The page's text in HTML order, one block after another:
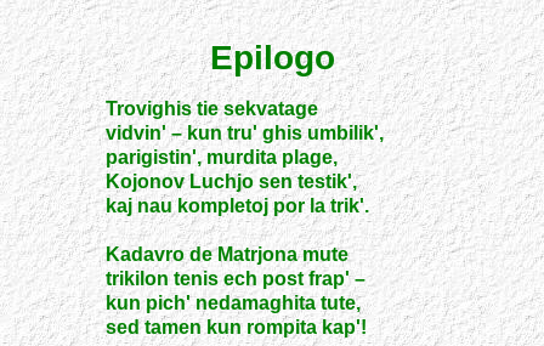
Epilogo
Trovighis tie sekvatage
vidvin' – kun tru' ghis umbilik',
parigistin', murdita plage,
Kojonov Luchjo sen testik',
kaj nau kompletoj por la trik'.
Kadavro de Matrjona mute
trikilon tenis ech post frap' –
kun pich' nedamaghita tute,
sed tamen kun rompita kap'!